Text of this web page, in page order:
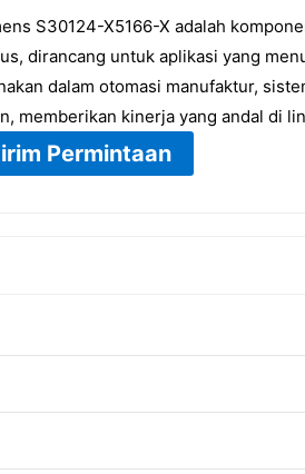
S30124-X5166-X adalah
dirancang untuk aplikasi yang
dalam otomasi manufaktur,
memberikan kinerja yang andal di
Permintaan